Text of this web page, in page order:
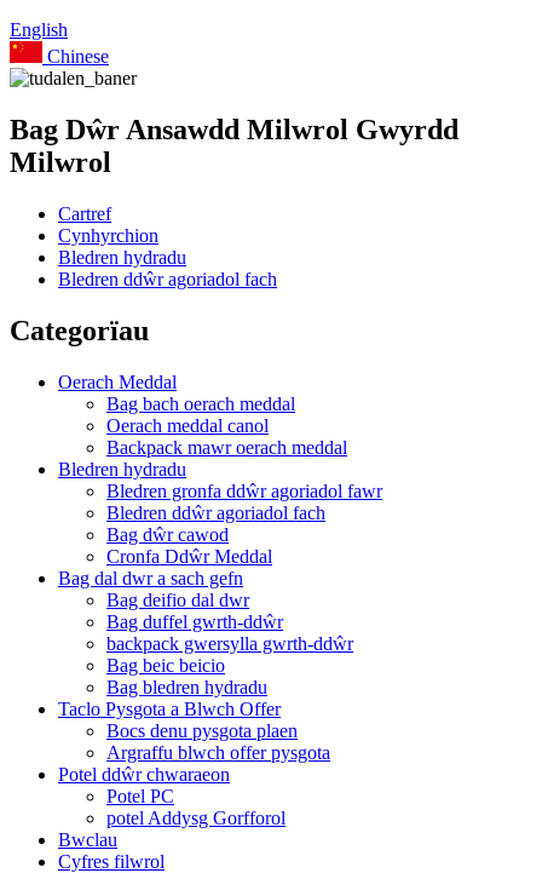
English
Chinese
Bag Dŵr Ansawdd Milwrol Gwyrdd
Milwrol
Cartref
Cynhyrchion
Bledren hydradu
Bledren ddŵr agoriadol fach
Categorïau
Oerach Meddal
Bag bach oerach meddal
Oerach meddal canol
Backpack mawr oerach meddal
Bledren hydradu
Bledren gronfa ddŵr agoriadol fawr
Bledren ddŵr agoriadol fach
Bag dŵr cawod
Cronfa Ddŵr Meddal
Bag dal dwr a sach gefn
Bag deifio dal dwr
Bag duffel gwrth-ddŵr
backpack gwersylla gwrth-ddŵr
Bag beic beicio
Bag bledren hydradu
Taclo Pysgota a Blwch Offer
Bocs denu pysgota plaen
Argraffu blwch offer pysgota
Potel ddŵr chwaraeon
Potel PC
potel Addysg Gorfforol
Bwclau
Cyfres filwrol